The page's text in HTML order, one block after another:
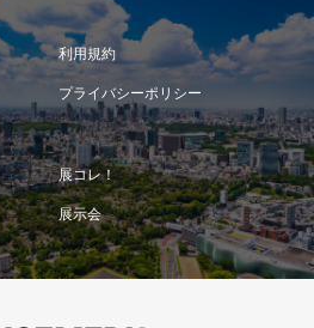
利用規約
プライバシーポリシー
展コレ！
展示会